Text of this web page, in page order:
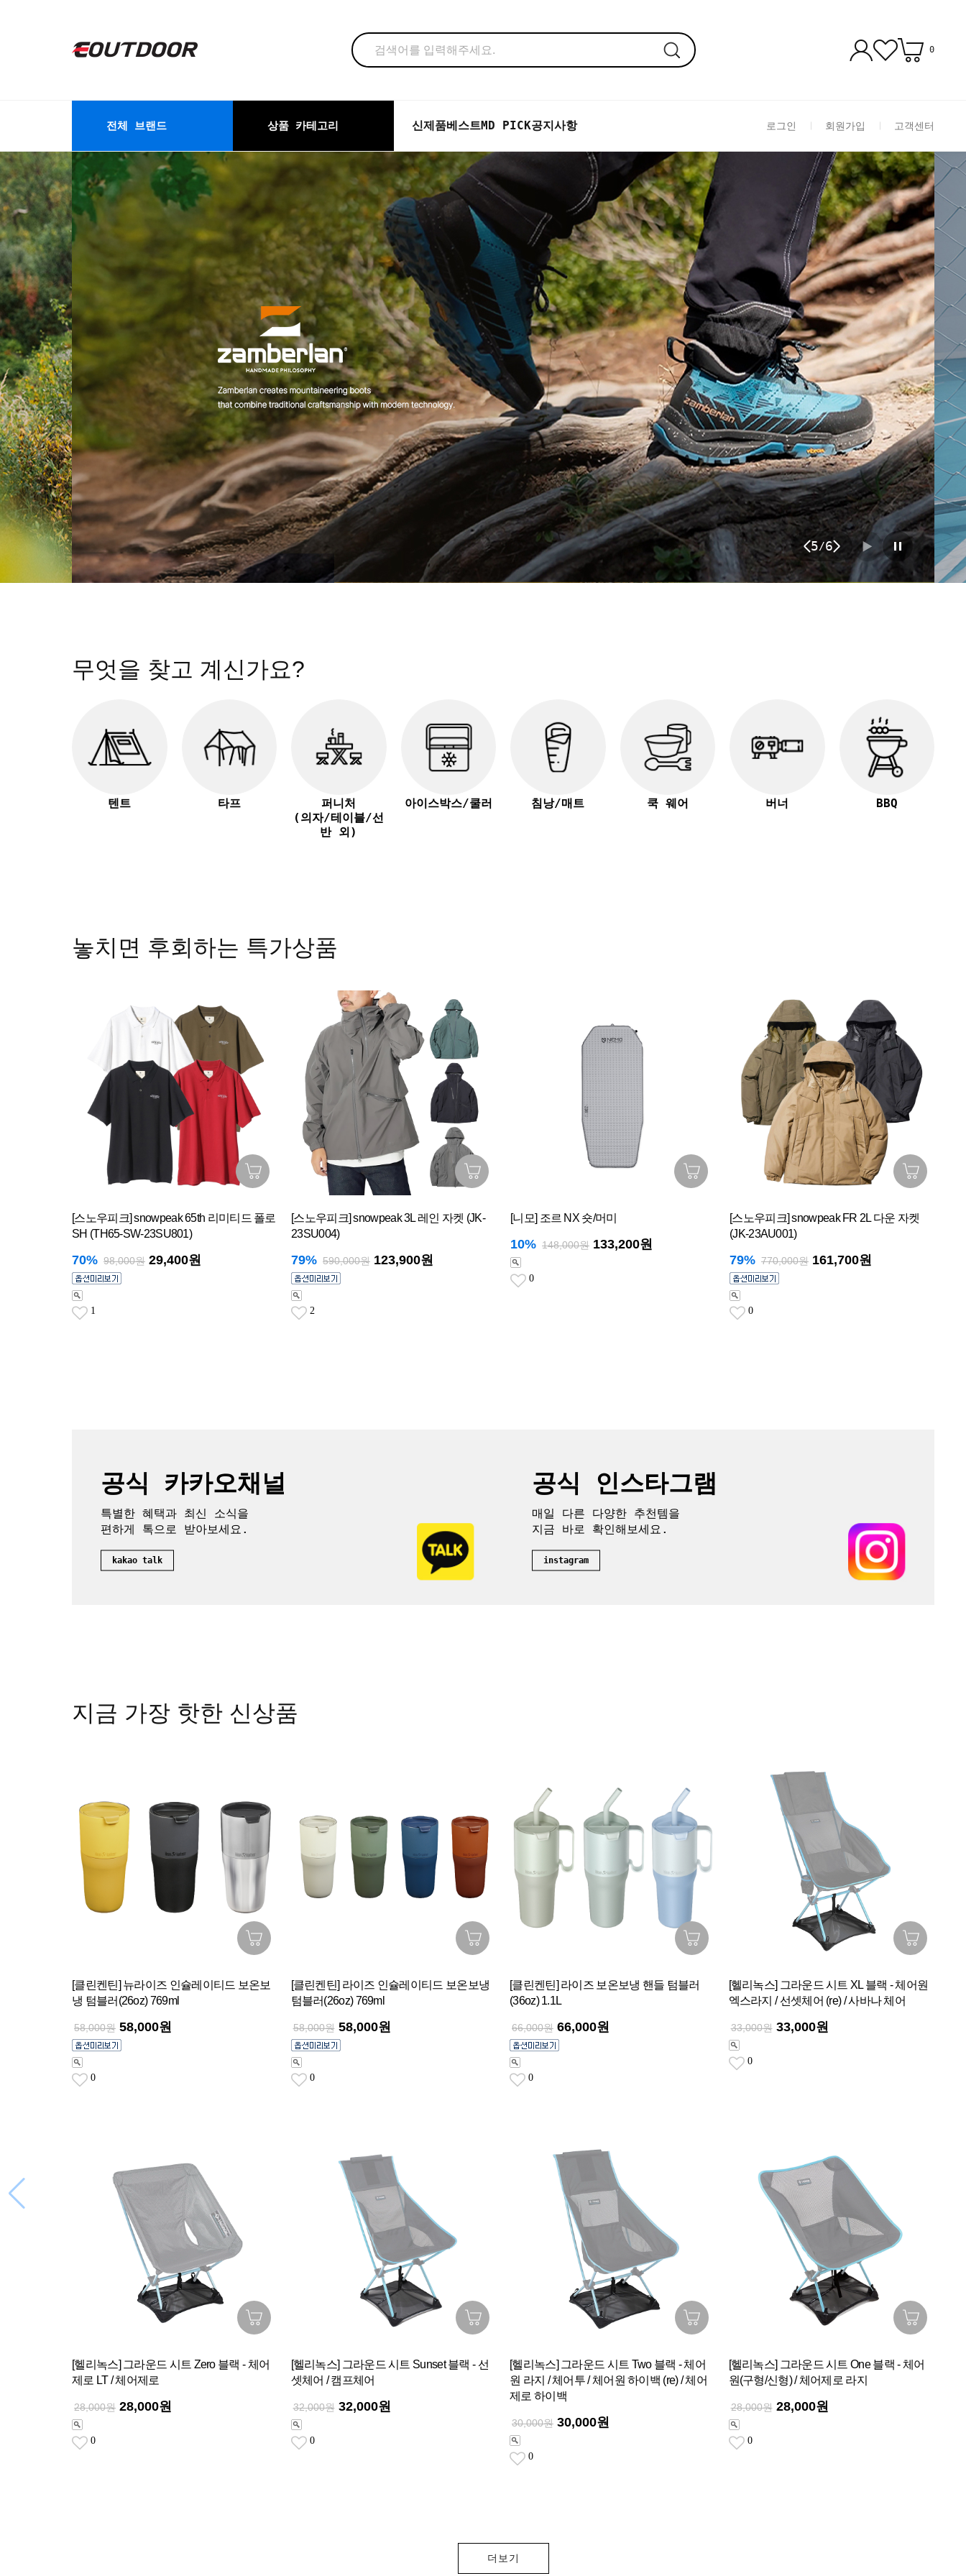
0
전체 브랜드 상품 카테고리 신제품베스트MD PICK공지사항 로그인 회원가입 고객센터
6/6
무엇을 찾고 계신가요?
텐트 타프
퍼니처
(의자/테이블/선
반 외)
아이스박스/쿨러 침낭/매트 쿡 웨어 버너 BBQ
놓치면 후회하는 특가상품
[스노우피크] snowpeak 65th 리미티드 폴로
SH (TH65-SW-23SU801)
70% 98,000원 29,400원
1
[스노우피크] snowpeak 3L 레인 자켓 (JK-
23SU004)
79% 590,000원 123,900원
2
[니모] 조르 NX 숏/머미
10% 148,000원 133,200원
0
[스노우피크] snowpeak FR 2L 다운 자켓
(JK-23AU001)
79% 770,000원 161,700원
0
공식 카카오채널
특별한 혜택과 최신 소식을
편하게 톡으로 받아보세요.
kakao talk
공식 인스타그램
매일 다른 다양한 추천템을
지금 바로 확인해보세요.
instagram
지금 가장 핫한 신상품
[클린켄틴] 뉴라이즈 인슐레이티드 보온보
냉 텀블러(26oz) 769ml
58,000원 58,000원
0
[클린켄틴] 라이즈 인슐레이티드 보온보냉
텀블러(26oz) 769ml
58,000원 58,000원
0
[클린켄틴] 라이즈 보온보냉 핸들 텀블러
(36oz) 1.1L
66,000원 66,000원
0
[헬리녹스] 그라운드 시트 XL 블랙 - 체어원
엑스라지 / 선셋체어 (re) / 사바나 체어
33,000원 33,000원
0
[헬리녹스] 그라운드 시트 Zero 블랙 - 체어
제로 LT / 체어제로
28,000원 28,000원
0
[헬리녹스] 그라운드 시트 Sunset 블랙 - 선
셋체어 / 캠프체어
32,000원 32,000원
0
[헬리녹스] 그라운드 시트 Two 블랙 - 체어
원 라지 / 체어투 / 체어원 하이백 (re) / 체어
제로 하이백
30,000원 30,000원
0
[헬리녹스] 그라운드 시트 One 블랙 - 체어
원(구형/신형) / 체어제로 라지
28,000원 28,000원
0
더보기